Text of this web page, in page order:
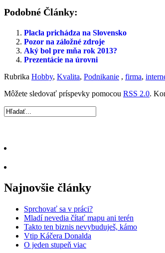
Podobné Články:
Placla prichádza na Slovensko
Pozor na záložné zdroje
Aký bol pre mňa rok 2013?
Prezentácie na úrovni
Rubrika Hobby, Kvalita, Podnikanie , firma,
Môžete sledovať príspevky pomocou RSS 2.0.
Najnovšie články
Sprchovať sa v práci?
Mladí nevedia čítať mapu ani terén
Takto ten biznis nevybuduješ, kámo
Vtip Káčera Donalda
O jeden stupeň viac